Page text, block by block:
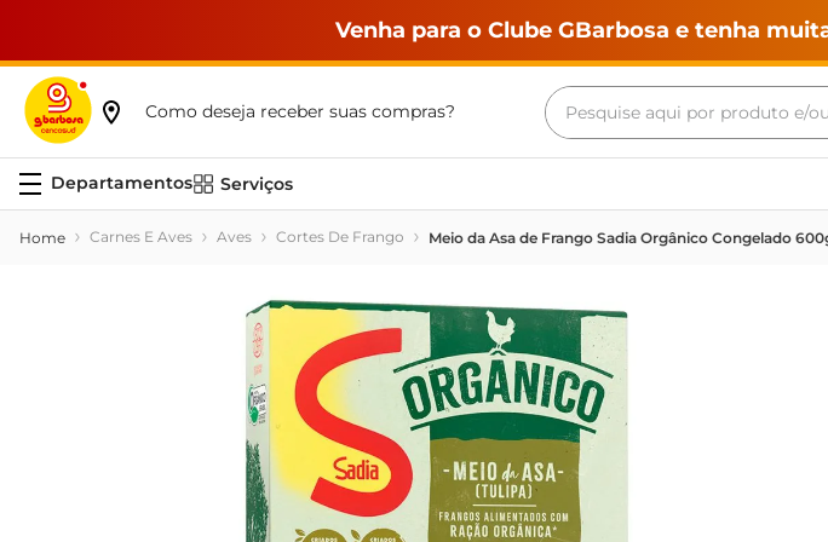
Venha para o Clube GBarbosa e tenha
Como deseja receber suas compras?
Pesquise aqui por produto e/
Serviços
Carnes E Aves Aves Cortes De Frango Meio da Asa de Frango Sadia Orgânico Congelado
Termos mais buscados
maquina lavar
café
cerveja
frango